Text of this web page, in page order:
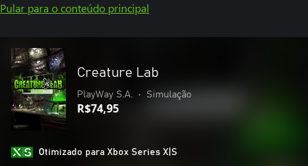
Pular para o conteúdo principal
Creature Lab
PlayWay S.A. • Simulação
R$74,95
Otimizado para Xbox Series X|S